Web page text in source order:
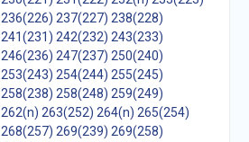
236(226) 237(227) 238(228)
241(231) 242(232) 243(233)
246(236) 247(237) 250(240)
253(243) 254(244) 255(245)
258(238) 258(248) 259(249)
262(n) 263(252) 264(n) 265(254)
268(257) 269(239) 269(258)